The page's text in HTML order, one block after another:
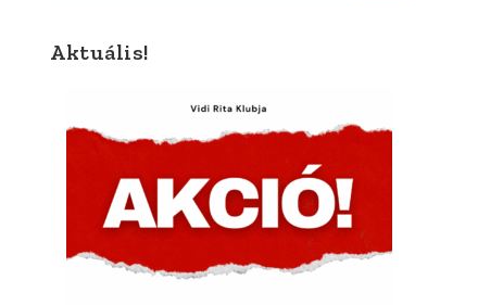
Aktuális!